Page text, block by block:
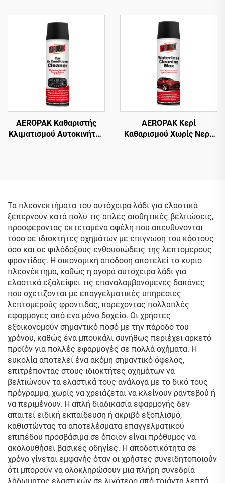
Καθαρισμός σε
Δευτερόλεπτα για Φρένα
Καινούρια 460g
Περιποίηση Ελαστικών
AEROPAK Καθαριστής
Κλιματισμού Αυτοκινήτου
AEROPAK Κερί
Καθαρισμού Χωρίς Νερό
Τα πλεονεκτήματα του αυτόχειρα λάδι για ελαστικά
ξεπερνούν κατά πολύ τις απλές αισθητικές βελτιώσεις,
προσφέροντας εκτεταμένα οφέλη που απευθύνονται
τόσο σε ιδιοκτήτες οχημάτων με επίγνωση του κόστους
όσο και σε φιλόδοξους ενθουσιώδεις της λεπτομερούς
φροντίδας. Η οικονομική απόδοση αποτελεί το κύριο
πλεονέκτημα, καθώς η αγορά αυτόχειρα λάδι για
ελαστικά εξαλείφει τις επαναλαμβανόμενες δαπάνες
που σχετίζονται με επαγγελματικές υπηρεσίες
λεπτομερούς φροντίδας, παρέχοντας πολλαπλές
εφαρμογές από ένα μόνο δοχείο. Οι χρήστες
εξοικονομούν σημαντικό ποσό με την πάροδο του
χρόνου, καθώς ένα μπουκάλι συνήθως περιέχει αρκετό
προϊόν για πολλές εφαρμογές σε πολλά οχήματα. Η
ευκολία αποτελεί ένα ακόμη σημαντικό όφελος,
επιτρέποντας στους ιδιοκτήτες οχημάτων να
βελτιώνουν τα ελαστικά τους ανάλογα με το δικό τους
πρόγραμμα, χωρίς να χρειάζεται να κλείνουν ραντεβού ή
να περιμένουν. Η απλή διαδικασία εφαρμογής δεν
απαιτεί ειδική εκπαίδευση ή ακριβό εξοπλισμό,
καθιστώντας τα αποτελέσματα επαγγελματικού
επιπέδου προσβάσιμα σε όποιον είναι πρόθυμος να
ακολουθήσει βασικές οδηγίες. Η αποδοτικότητα σε
χρόνο γίνεται εμφανής όταν οι χρήστες συνειδητοποιούν
ότι μπορούν να ολοκληρώσουν μια πλήρη συνεδρία